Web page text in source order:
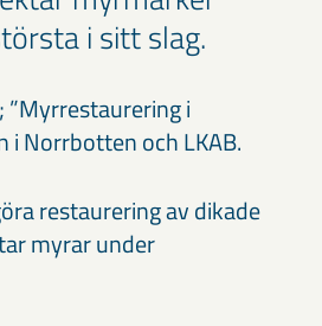
i sitt slag.
i
Norrbotten och LKAB.
restaurering av dikade
myrar under